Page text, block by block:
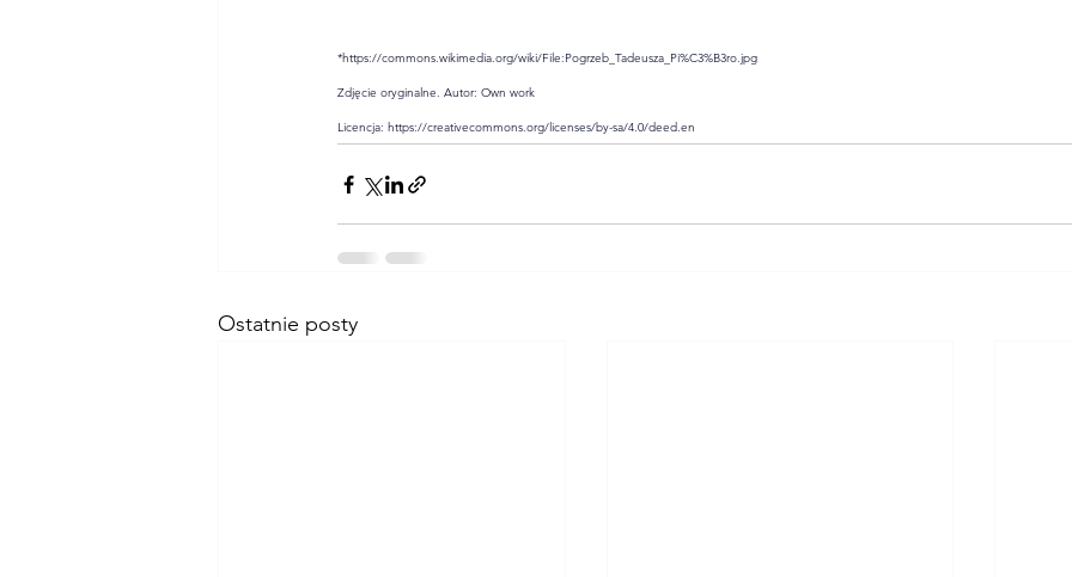
*https://commons.wikimedia.org/wiki/File:Pogrzeb_Tadeusza_Pi%C3%B3ro.jpg
Zdjęcie oryginalne. Autor: Own work
Licencja: https://creativecommons.org/licenses/by-sa/4.0/deed.en
Ostatnie posty